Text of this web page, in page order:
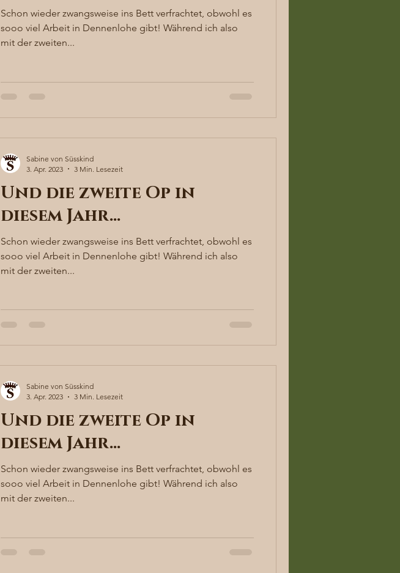
Schon wieder zwangsweise ins Bett verfrachtet, obwohl es
sooo viel Arbeit in Dennenlohe gibt! Während ich also
mit der zweiten...
Und die zweite Op in
diesem Jahr…
Schon wieder zwangsweise ins Bett verfrachtet, obwohl es
sooo viel Arbeit in Dennenlohe gibt! Während ich also
mit der zweiten...
Sabine von Süsskind
3. Apr. 2023
3 Min. Lesezeit
Und die zweite Op in
diesem Jahr…
Schon wieder zwangsweise ins Bett verfrachtet, obwohl es
sooo viel Arbeit in Dennenlohe gibt! Während ich also
mit der zweiten...
Sabine von Süsskind
3. Apr. 2023
3 Min. Lesezeit